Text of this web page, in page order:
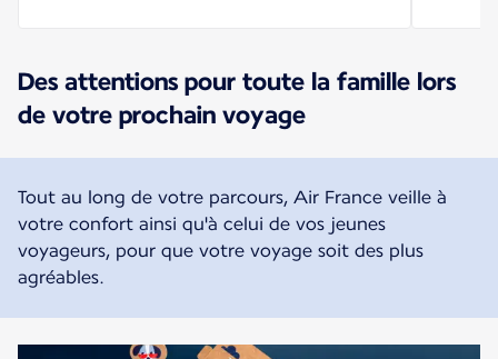
Des attentions pour toute la famille lors
de votre prochain voyage
Tout au long de votre parcours, Air France veille à
votre confort ainsi qu'à celui de vos jeunes
voyageurs, pour que votre voyage soit des plus
agréables.